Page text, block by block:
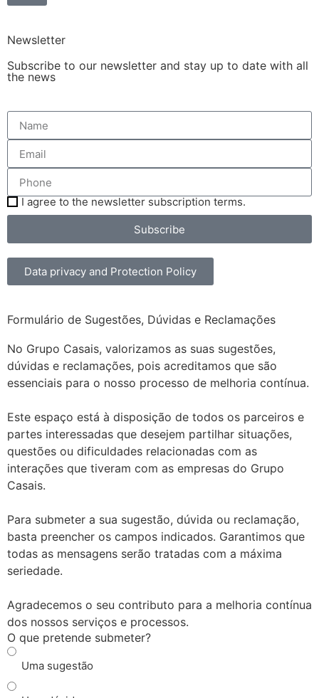
Newsletter
Subscribe to our newsletter and stay up to date with all
the news
I agree to the newsletter subscription terms.
Subscribe
Data privacy and Protection Policy
Formulário de Sugestões, Dúvidas e Reclamações
No Grupo Casais, valorizamos as suas sugestões,
dúvidas e reclamações, pois acreditamos que são
essenciais para o nosso processo de melhoria contínua.
Este espaço está à disposição de todos os parceiros e
partes interessadas que desejem partilhar situações,
questões ou dificuldades relacionadas com as
interações que tiveram com as empresas do Grupo
Casais.
Para submeter a sua sugestão, dúvida ou reclamação,
basta preencher os campos indicados. Garantimos que
todas as mensagens serão tratadas com a máxima
seriedade.
Agradecemos o seu contributo para a melhoria contínua
dos nossos serviços e processos.
O que pretende submeter?
Uma sugestão